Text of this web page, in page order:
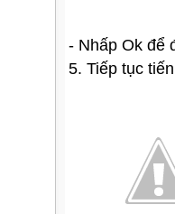
- Nhấp Ok để
5. Tiếp tục